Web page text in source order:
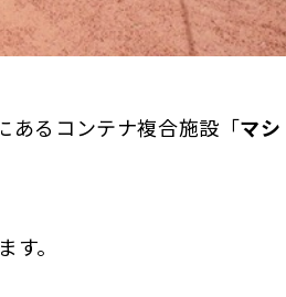
あるコンテナ複合施設「マシ
。